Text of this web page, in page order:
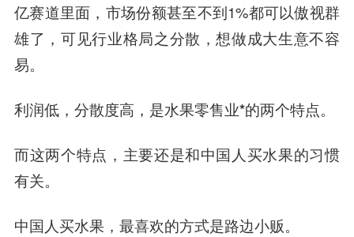
亿赛道里面，市场份额甚至不到1%都可以傲视群
雄了，可见行业格局之分散，想做成大生意不容
易。
利润低，分散度高，是水果零售业*的两个特点。
而这两个特点，主要还是和中国人买水果的习惯
有关。
中国人买水果，最喜欢的方式是路边小贩。